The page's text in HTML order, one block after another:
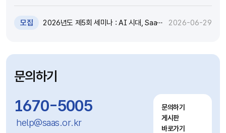
모집
2026년도 제5회 세미나 : AI 시대, SaaS
2026-06-29
문의하기
1670-5005
help@saas.or.kr
문의하기
게시판
바로가기